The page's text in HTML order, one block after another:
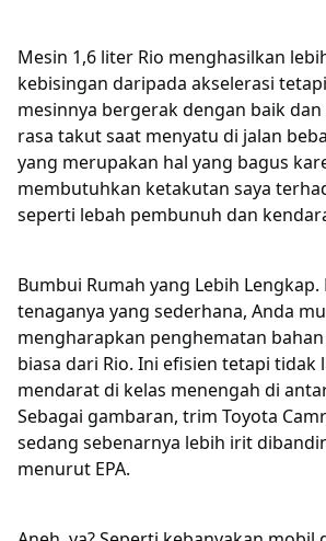
Mesin 1,6 liter Rio menghasilkan
kebisingan daripada akselerasi
mesinnya bergerak dengan baik
rasa takut saat menyatu di jalan
yang merupakan hal yang bagus
membutuhkan ketakutan saya
seperti lebah pembunuh dan
Bumbui Rumah yang Lebih
tenaganya yang sederhana, Anda
mengharapkan penghematan
biasa dari Rio. Ini efisien tetapi tidak
mendarat di kelas menengah di
Sebagai gambaran, trim Toyota
sedang sebenarnya lebih irit
menurut EPA.